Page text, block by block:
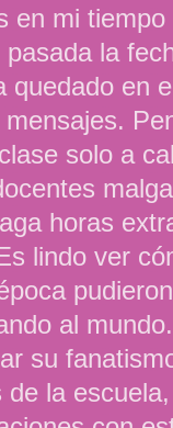
en mi
la
quedado en
solo a
horas
lindo ver
al
su
la